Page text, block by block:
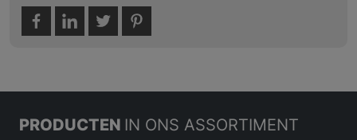
PRODUCTEN IN ONS ASSORTIMENT